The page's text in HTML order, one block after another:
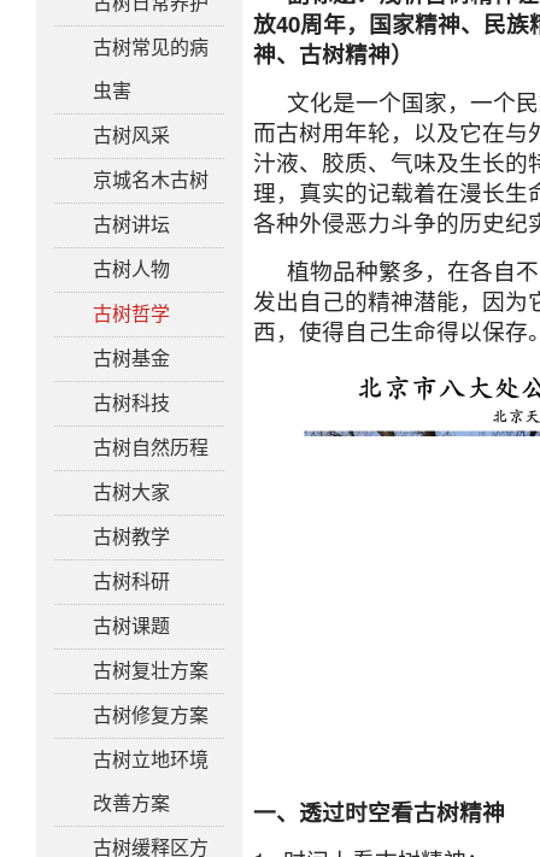
古树常见的病
虫害
古树风采
京城名木古树
古树讲坛
古树人物
古树哲学
古树基金
古树科技
古树自然历程
古树大家
古树教学
古树科研
古树课题
古树复壮方案
古树修复方案
古树立地环境
改善方案
古树缓释区方
放40周年，国家精神、民
神、古树精神）
文化是一个国家，一个
而古树用年轮，以及它在
汁液、胶质、气味及生长
理，真实的记载着在漫长
各种外侵恶力斗争的历史纪
植物品种繁多，在各自
发出自己的精神潜能，因
西，使得自己生命得以保存
一、 透过时空看古树精神